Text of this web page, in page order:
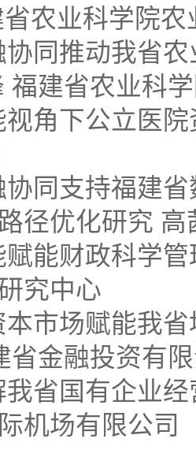
农业科学院
同推动我省
福建省农业科
角下公立医
同支持福建
径优化研究
能财政科学
究中心
市场赋能我
省金融投资有
省国有企业
机场有限公司